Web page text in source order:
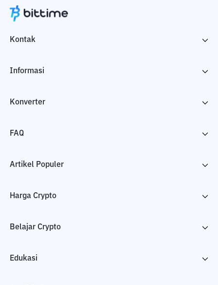
Kontak
Informasi
Konverter
FAQ
Artikel Populer
Harga Crypto
Belajar Crypto
Edukasi